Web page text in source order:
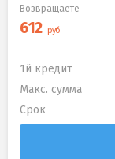
Возвращаете
1й кредит
Макс. сумма
Срок